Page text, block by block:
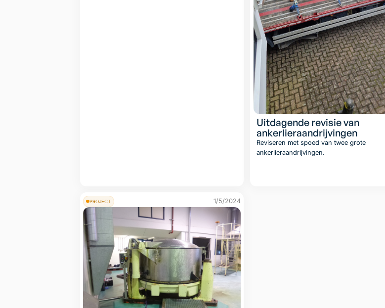
Uitdagende revisie van
ankerlieraandrijvingen
Reviseren met spoed van twee grote
ankerlieraandrijvingen.
PROJECT 1/5/2024